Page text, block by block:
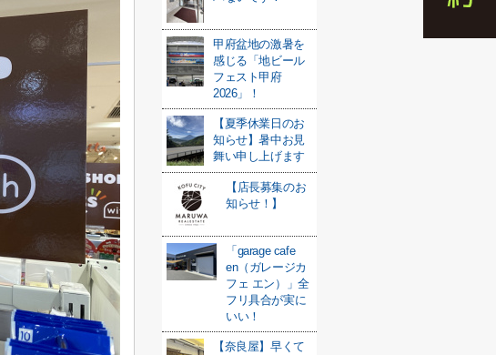
甲府盆地の激暑を
感じる「地ビール
フェスト甲府
2026」！
【夏季休業日のお
知らせ】暑中お見
舞い申し上げます
【店長募集のお
知らせ！】
「garage cafe
en（ガレージカ
フェ エン）」全
フリ具合が実に
いい！
【奈良屋】早くて